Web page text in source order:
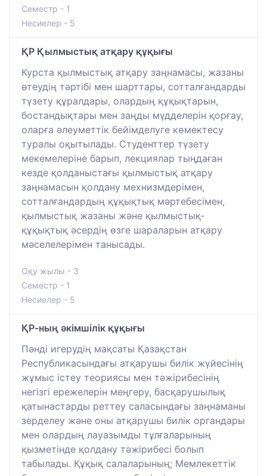
Семестр - 1
Несиелер - 5
ҚР Қылмыстық атқару құқығы
Курста қылмыстық атқару заңнамасы, жазаны
өтеудің тәртібі мен шарттары, сотталғандарды
түзету құралдары, олардың құқықтарын,
бостандықтары мен заңды мүдделерін қорғау,
оларға әлеуметтік бейімделуге көмектесу
туралы оқытылады. Студенттер түзету
мекемелеріне барып, лекциялар тыңдаған
кезде қолданыстағы қылмыстық атқару
заңнамасын қолдану мехнизмдерімен,
сотталғандардың құқықтық мәртебесімен,
қылмыстық жазаны және қылмыстық-
құқықтық әсердің өзге шараларын атқару
мәселелерімен танысады.
Оқу жылы - 3
Семестр - 1
Несиелер - 5
ҚР-ның әкімшілік құқығы
Пәнді игерудің мақсаты Қазақстан
Республикасындағы атқарушы билік жүйесінің
жұмыс істеу теориясы мен тәжірибесінің
негізгі ережелерін меңгеру, басқарушылық
қатынастарды реттеу саласындағы заңнаманы
зерделеу және оны атқарушы билік органдары
мен олардың лауазымды тұлғаларының
қызметінде қолдану тәжірибесі болып
табылады. Құқық салаларының; Мемлекеттік